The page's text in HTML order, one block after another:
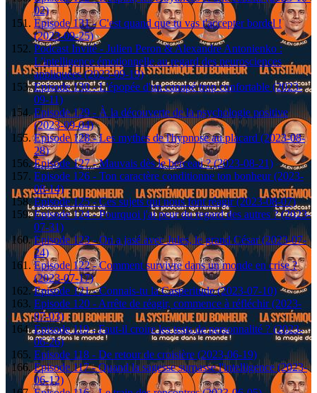
02)
Episode 131 - C'est quand que tu vas t'accepter bordel !
(2023-09-25)
Podcast Invité - Julien Peron & Alexandre Antonienko :
L'intelligence émotionnelle au regard des neurosciences
appliquées (2023-09-19)
Episode 130 - L'épopée d'un canapé trop confortable (2023-
09-11)
Episode 129 - À la découverte de la psychologie positive
(2023-09-04)
Episode 128 - Les mythes de l'hypnose au placard (2023-08-
28)
Episode 127 - Mauvais dès le berceau ? (2023-08-21)
Episode 126 - Ton caractère conditionne ton bonheur (2023-
08-14)
Episode 125 - Ces sujets qui nous font réagir (2023-08-07)
Episode 124 - Pourquoi j'ai peur du regard des autres ? (2023-
07-31)
Episode 123 - On a jasé avec Jules, le grand César (2023-07-
24)
Episode 122 - Comment survivre dans un monde en crise ?
(2023-07-17)
Episode 121 - Connais-tu la Casperitude (2023-07-10)
Episode 120 - Arrête de réagir, commence à réfléchir (2023-
07-03)
Episode 119 - Faut-il croire les tests de personnalité ? (2023-
06-26)
Episode 118 - De retour de croisière (2023-06-19)
Episode 117 - Quand la sagesse surpasse l'intelligence (2023-
06-12)